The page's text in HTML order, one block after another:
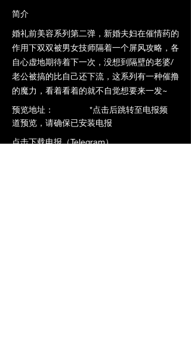
简介
婚礼前美容系列第二弹，新婚夫妇在催情药的
作用下双双被男女技师隔着一个屏风攻略，各
自心虚地期待着下一次，没想到隔壁的老婆/
老公被搞的比自己还下流，这系列有一种催撸
的魔力，看着看着的就不自觉想要来一发~
​预览地址： *点击后跳转至电报频
道预览，请确保已安装电报
点击下载电报（Telegram）